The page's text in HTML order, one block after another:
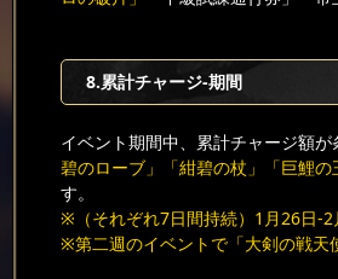
8.累計チャージ-期間
イベント期間中、累計チャージ額が
碧のローブ」「紺碧の杖」「巨鯉
す。
※（それぞれ7日間持続）1月26日-2
※第二週のイベントで「大剣の戦天